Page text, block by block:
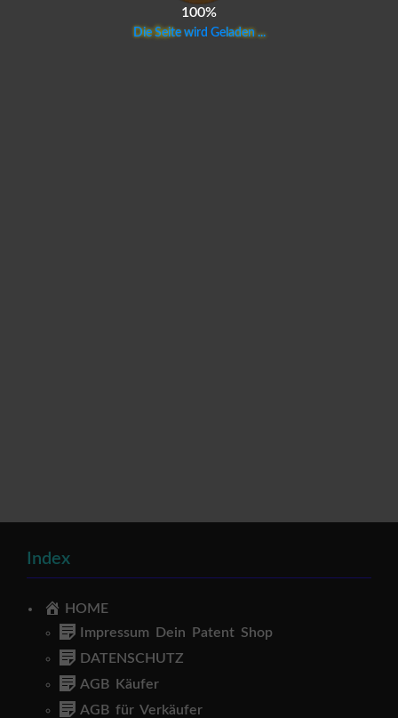
100%
Die Seite wird Gel aden ...
Index
HOME
Impressum Dein Patent Shop
DATENSCHUTZ
AGB Käufer
AGB für Verkäufer